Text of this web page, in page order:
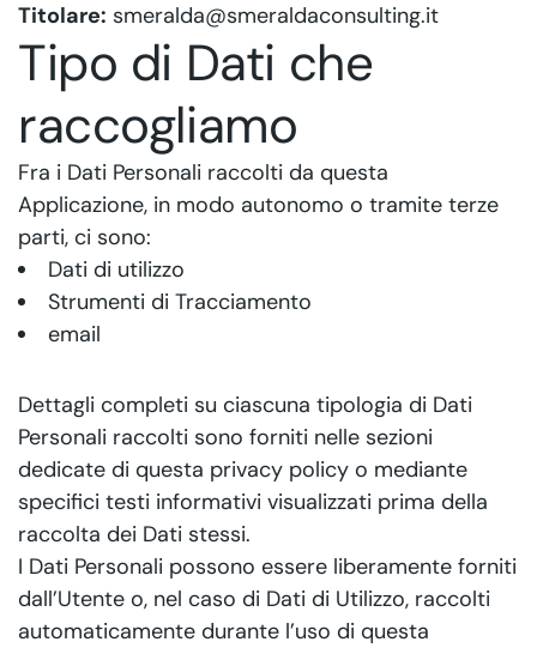
Titolare: smeralda@smeraldaconsulting.it
Tipo di Dati che
raccogliamo
Fra i Dati Personali raccolti da questa
Applicazione, in modo autonomo o tramite terze
parti, ci sono:
Dati di utilizzo
Strumenti di Tracciamento
email
Dettagli completi su ciascuna tipologia di Dati
Personali raccolti sono forniti nelle sezioni
dedicate di questa privacy policy o mediante
specifici testi informativi visualizzati prima della
raccolta dei Dati stessi.
I Dati Personali possono essere liberamente forniti
dall’Utente o, nel caso di Dati di Utilizzo, raccolti
automaticamente durante l’uso di questa